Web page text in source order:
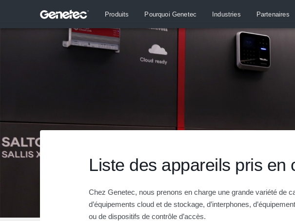
Produits Pourquoi Genetec Industries Partenaires
Liste des appareils pris en
Chez Genetec, nous prenons en charge une grande variété de
d’équipements cloud et de stockage, d’interphones,
ou de dispositifs de contrôle d’accès.